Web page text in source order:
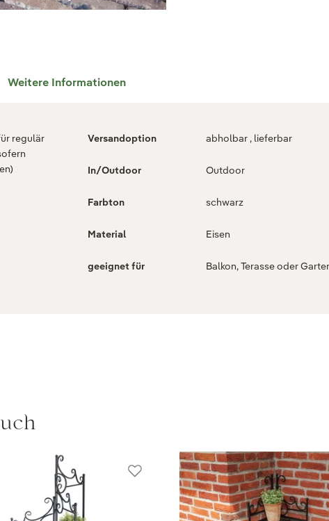
Weitere Informationen
regulär
Versandoption abholbar , lieferbar
In/Outdoor Outdoor
Farbton schwarz
Material Eisen
geeignet für Balkon, Terasse oder